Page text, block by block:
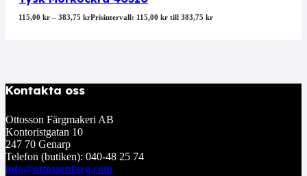
115,00kr – 383,75krPrisintervall: 115,00 kr till 383,75 kr
Kontakta oss
Ottosson Färgmakeri AB
Kontoristgatan 10
247 70 Genarp
Telefon (butiken): 040-48 25 74
info@ottossonfarg.com